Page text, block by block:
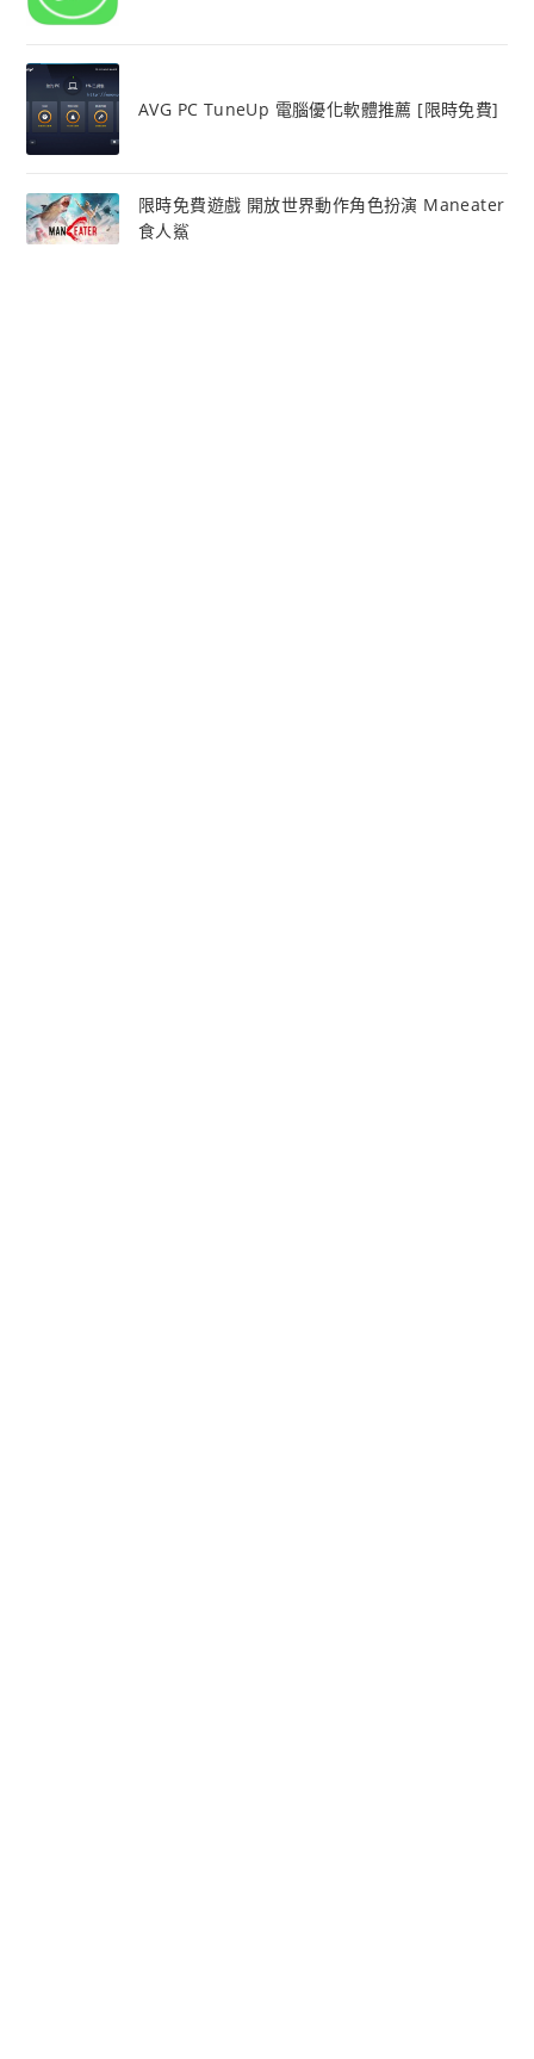
AVG PC TuneUp 電腦優化軟體推薦 [限時免費]
限時免費遊戲 開放世界動作角色扮演 Maneater
食人鯊